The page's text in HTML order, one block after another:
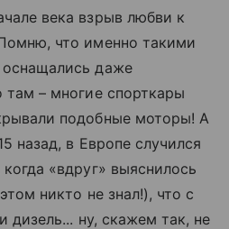
века взрыв любви к
что именно такими
оснащались даже
– многие спорткары
подобные моторы! А
назад, в Европе случился
«вдруг» выяснилось
никто не знал!), что с
дизель... ну, скажем так, не